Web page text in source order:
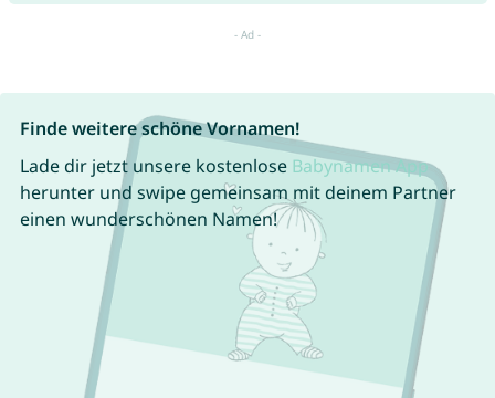
Finde weitere schöne Vornamen!
Lade dir jetzt unsere kostenlose Babynamen App
herunter und swipe gemeinsam mit deinem Partner
einen wunderschönen Namen!